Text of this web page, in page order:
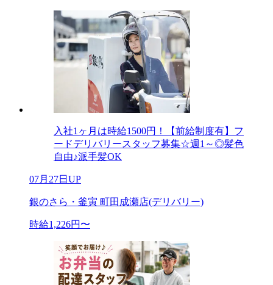
入社1ヶ月は時給1500円！【前給制度有】フ
ードデリバリースタッフ募集☆週1～◎髪色
自由♪派手髪OK
07月27日UP
銀のさら・釜寅 町田成瀬店(デリバリー)
時給1,226円〜